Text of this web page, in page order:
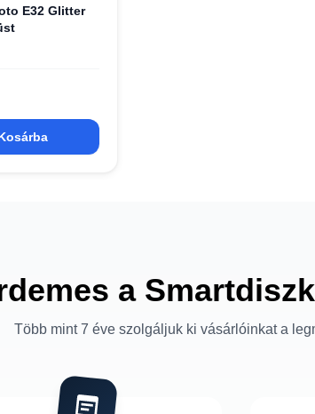
E32 Glitter
a
Több mint 7 éve szolgáljuk ki vásárlóinkat a